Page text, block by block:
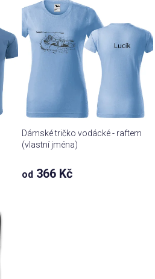
Dámské tričko vodácké - raftem
(vlastní jména)
od 366 Kč